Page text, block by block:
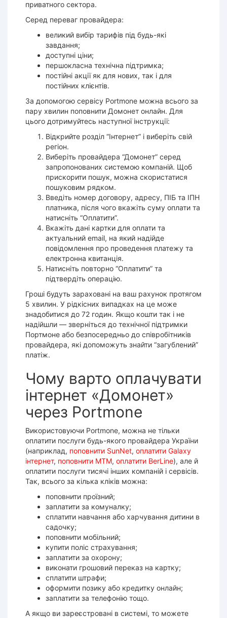
приватного сектора.
Серед переваг провайдера:
великий вибір тарифів під будь-які
завдання;
доступні ціни;
першокласна технічна підтримка;
постійні акції як для нових, так і для
постійних клієнтів.
За допомогою сервісу Portmone можна всього за
пару хвилин поповнити Домонет онлайн. Для
цього дотримуйтесь наступної інструкції:
Відкрийте розділ “Інтернет” і виберіть свій
регіон.
Виберіть провайдера “Домонет” серед
запропонованих системою компаній. Щоб
прискорити пошук, можна скористатися
пошуковим рядком.
Введіть номер договору, адресу, ПІБ та ІПН
платника, після чого вкажіть суму оплати та
натисніть “Оплатити”.
Вкажіть дані картки для оплати та
актуальний email, на який надійде
повідомлення про проведення платежу та
електронна квитанція.
Натисніть повторно “Оплатити” та
підтвердіть операцію.
Гроші будуть зараховані на ваш рахунок протягом
5 хвилин. У рідкісних випадках на це може
знадобитися до 72 годин. Якщо кошти так і не
надійшли — зверніться до технічної підтримки
Портмоне або безпосередньо до співробітників
провайдера, які допоможуть знайти “загублений”
платіж.
Чому варто оплачувати
інтернет «Домонет»
через Portmone
Використовуючи Portmone, можна не тільки
оплатити послуги будь-якого провайдера України
(наприклад, поповнити SunNet, оплатити Galaxy
інтернет, поповнити МТМ, оплатити BerLine), але й
оплатити послуги тисячі інших компаній і сервісів.
Так, всього за кілька кліків можна:
поповнити проїзний;
заплатити за комуналку;
сплатити навчання або харчування дитини в
садочку;
поповнити мобільний;
купити поліс страхування;
заплатити за охорону;
виконати грошовий переказ на картку;
сплатити штрафи;
оформити позику або кредитку онлайн;
заплатити за телефонію тощо.
А якщо ви зареєстровані в системі, то можете